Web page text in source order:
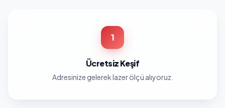
1
Ücretsiz Keşif
Adresinize gelerek lazer ölçü alıyoruz.